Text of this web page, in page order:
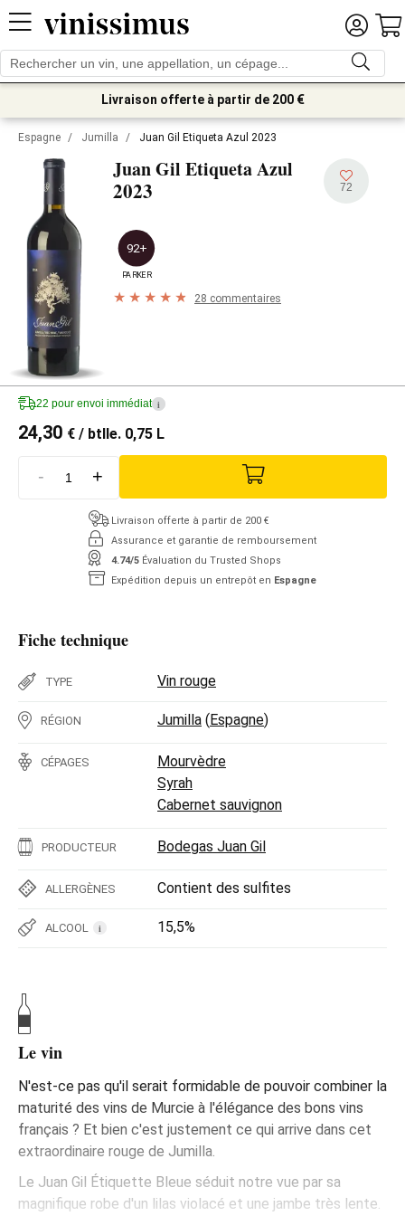
Livraison offerte à partir de 200 €
Espagne / Jumilla / Juan Gil Etiqueta Azul 2023
Juan Gil Etiqueta Azul
2023 72
92+
PARKER
28 commentaires
22 pour envoi immédiat i
24,30 € / btlle. 0,75 L
- +
Livraison offerte à partir de 200 €
Assurance et garantie de remboursement
4.74/5 Évaluation du Trusted Shops
Expédition depuis un entrepôt en Espagne
Fiche technique
TYPE Vin rouge
RÉGION Jumilla (Espagne)
CÉPAGES
Mourvèdre
Syrah
Cabernet sauvignon
PRODUCTEUR Bodegas Juan Gil
ALLERGÈNES Contient des sulfites
ALCOOL i 15,5%
Le vin
N'est-ce pas qu'il serait formidable de pouvoir combiner la
maturité des vins de Murcie à l'élégance des bons vins
français ? Et bien c'est justement ce qui arrive dans cet
extraordinaire rouge de Jumilla.
Le Juan Gil Étiquette Bleue séduit notre vue par sa
magnifique robe d'un lilas violacé et une jambe très lente.